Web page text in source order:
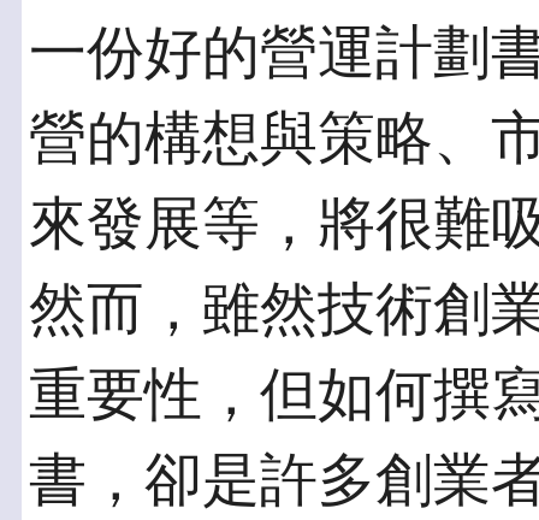
一份好的營運計劃
營的構想與策略、
來發展等，將很難
然而，雖然技術創
重要性，但如何撰
書，卻是許多創業